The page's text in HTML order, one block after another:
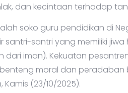
dan kecintaan terhadap
soko guru pendidikan di
santri-santri yang memiliki
iman). Kekuatan
moral dan peradaban
Kamis (23/10/2025).